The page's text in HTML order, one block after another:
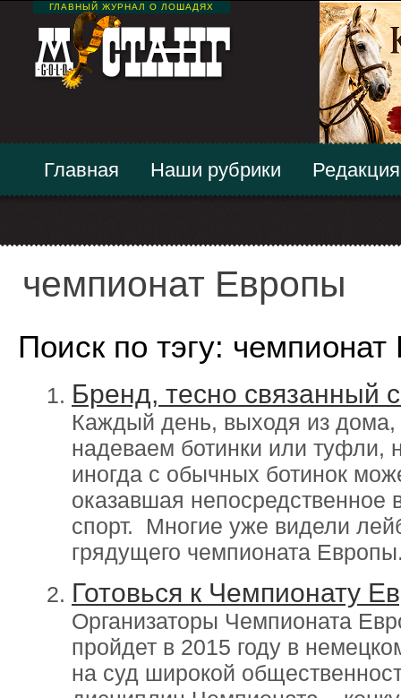
ГЛАВНЫЙ ЖУРНАЛ О ЛОШАДЯХ
Главная Наши рубрики Редакция
чемпионат Европы
Поиск по тэгу:
Бренд, тесно связанный
Каждый день, выходя из
надеваем ботинки или туфли,
иногда с обычных ботинок
оказавшая
спорт. Многие уже видели
грядущего чемпионата
Готовься к Чемпионату
Организаторы Чемпионата
пройдет в 2015 году в
на суд широкой